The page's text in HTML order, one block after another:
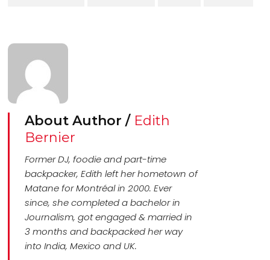
About Author / Edith
Bernier
Former DJ, foodie and part-time
backpacker, Edith left her hometown of
Matane for Montréal in 2000. Ever
since, she completed a bachelor in
Journalism, got engaged & married in
3 months and backpacked her way
into India, Mexico and UK.